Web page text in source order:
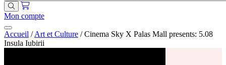
Mon compte
Accueil / Art et Culture / Cinema Sky X Palas Mall presents: 5.08
Insula Iubirii